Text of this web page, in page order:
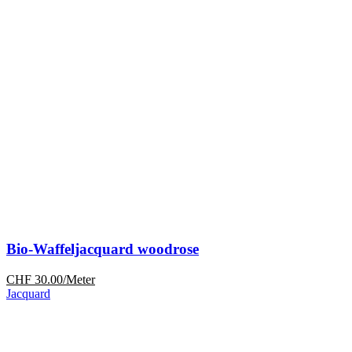
Bio-Waffeljacquard woodrose
CHF 30.00/Meter
Jacquard